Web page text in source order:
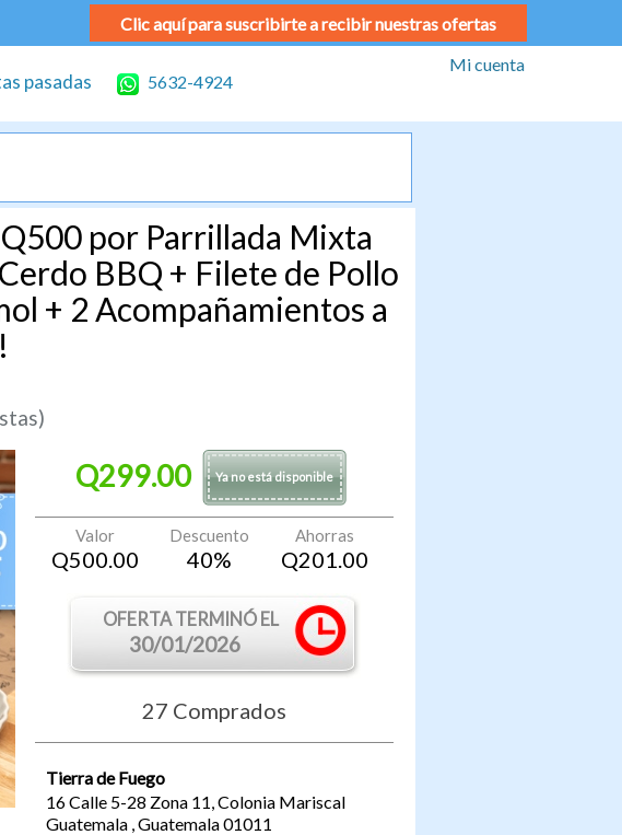
Clic aquí para suscribirte a recibir nuestras ofertas
pasadas 5632-4924
Mi cuenta
Q500 por Parrillada Mixta
BBQ + Filete de Pollo
+ 2 Acompañamientos a
Q299.00 Ya no está disponible
Valor
Q500.00
Descuento
40%
Ahorras
Q201.00
OFERTA TERMINÓ EL
30/01/2026
27 Comprados
Tierra de Fuego
16 Calle 5-28 Zona 11, Colonia Mariscal
Guatemala,Guatemala01011